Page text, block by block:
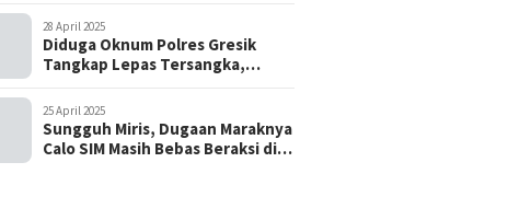
28 April 2025
Diduga Oknum Polres Gresik
Tangkap Lepas Tersangka,
25 April 2025
Sungguh Miris, Dugaan Maraknya
Calo SIM Masih Bebas Beraksi di